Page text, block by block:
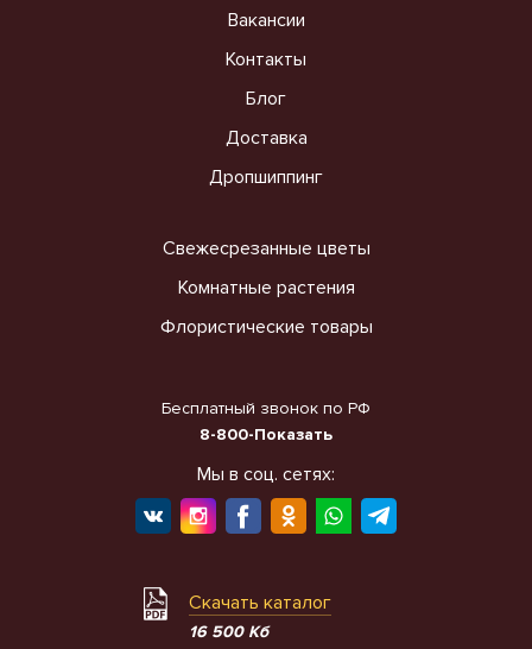
Вакансии
Контакты
Блог
Доставка
Дропшиппинг
Свежесрезанные цветы
Комнатные растения
Флористические товары
Бесплатный звонок по РФ
8-800-Показать
Мы в соц. сетях:
Скачать каталог
16 500 Кб